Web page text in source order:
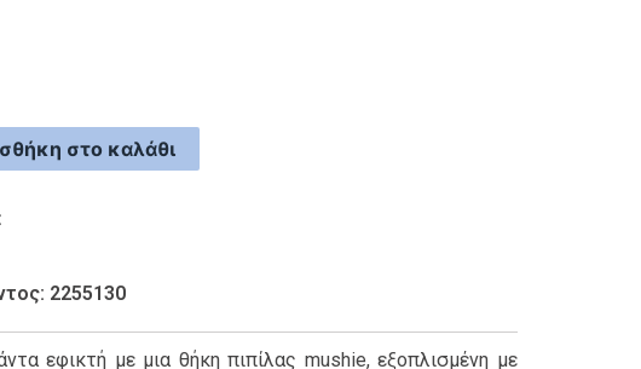
στο καλάθι
2255130
εφικτή με μια θήκη πιπίλας mushie, εξοπλισμένη με